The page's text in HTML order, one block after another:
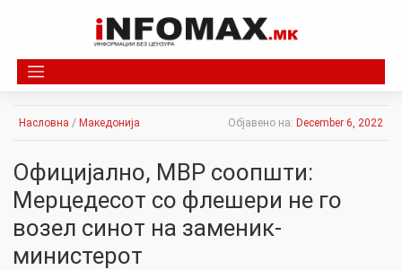
Насловна / Македонија Објавено на: December 6, 2022
Официјално, МВР соопшти:
Мерцедесот со флешери не го
возел синот на заменик-
министерот